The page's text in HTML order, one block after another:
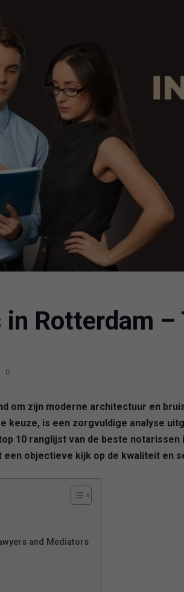
Rotterdam –
0
om zijn moderne architectuur en
keuze, is een zorgvuldige analyse
10 ranglijst van de beste
objectieve kijk op de kwaliteit en
and Mediators